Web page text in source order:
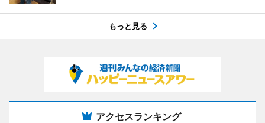
もっと見る
アクセスランキング